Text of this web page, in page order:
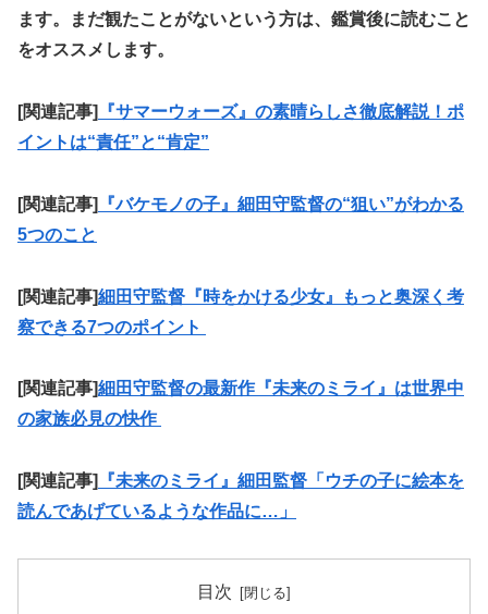
ます。まだ観たことがないという方は、鑑賞後に読むこと
をオススメします。
[関連記事]
『サマーウォーズ』の素晴らしさ徹底解説！ポ
イントは“責任”と“肯定”
[関連記事]
『バケモノの子』細田守監督の“狙い”がわかる
5つのこと
[関連記事]細田守監督『時をかける少女』もっと奥深く考
察できる7つのポイント
[関連記事]細田守監督の最新作『未来のミライ』は世界中
の家族必見の快作
[関連記事]
『未来のミライ』細田監督「ウチの子に絵本を
読んであげているような作品に…」
目次